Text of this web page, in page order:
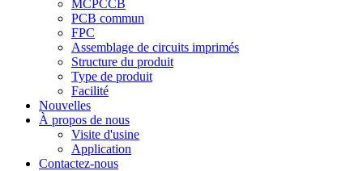
MCPCCB
PCB commun
FPC
Assemblage de circuits imprimés
Structure du produit
Type de produit
Facilité
Nouvelles
À propos de nous
Visite d'usine
Application
Contactez-nous